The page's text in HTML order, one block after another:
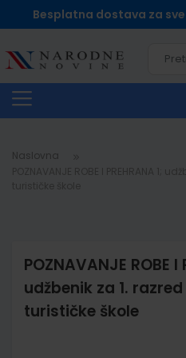
Besplatna dostava za
Naslovna
POZNAVANJE ROBE I
udžbenik za 1.
turističke škole